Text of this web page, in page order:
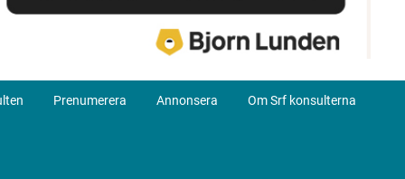
Prenumerera Annonsera Om Srf konsulterna